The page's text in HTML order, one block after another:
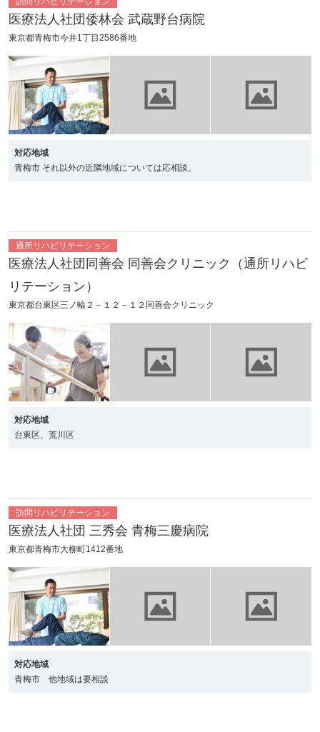
医療法人社団倭林会 武蔵野台病院
東京都青梅市今井1丁目2586番地
対応地域
青梅市 それ以外の近隣地域については応相談。
通所リハビリテーション
医療法人社団同善会 同善会クリニック（通所リハビ
リテーション）
東京都台東区三ノ輪２－１２－１２同善会クリニック
対応地域
台東区、荒川区
訪問リハビリテーション
医療法人社団 三秀会 青梅三慶病院
東京都青梅市大柳町1412番地
対応地域
青梅市 他地域は要相談